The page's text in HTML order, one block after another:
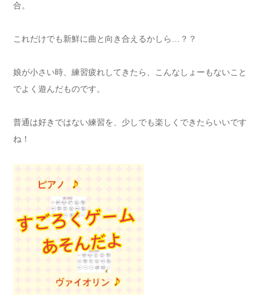
合。
これだけでも新鮮に曲と向き合えるかしら…？？
娘が小さい時、練習疲れしてきたら、こんなしょーもないこと
でよく遊んだものです。
普通は好きではない練習を、少しでも楽しくできたらいいです
ね！